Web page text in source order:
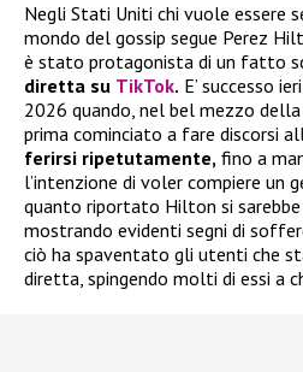
Negli Stati Uniti chi vuole essere
mondo del gossip segue Perez
è stato protagonista di un fatto
diretta su TikTok. E’ successo
2026 quando, nel bel mezzo
prima cominciato a fare discorsi
ferirsi ripetutamente, fino a
l’intenzione di voler compiere un
quanto riportato Hilton si
mostrando evidenti segni di
ciò ha spaventato gli utenti che
diretta, spingendo molti di essi a